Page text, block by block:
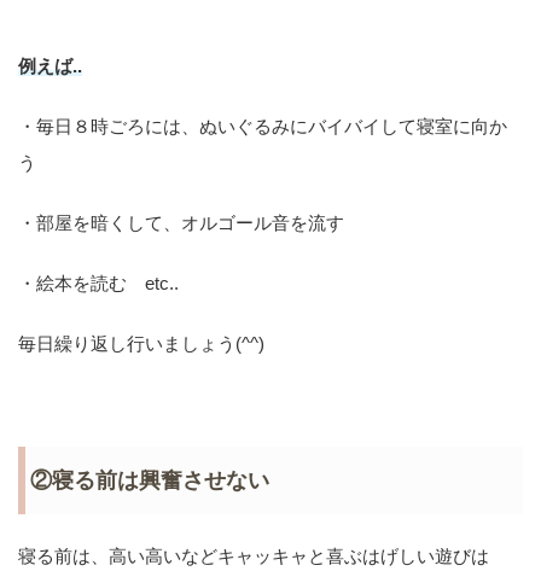
例えば..
・毎日８時ごろには、ぬいぐるみにバイバイして寝室に向か
う
・部屋を暗くして、オルゴール音を流す
・絵本を読む etc..
毎日繰り返し行いましょう(^^)
②寝る前は興奮させない
寝る前は、高い高いなどキャッキャと喜ぶはげしい遊びは